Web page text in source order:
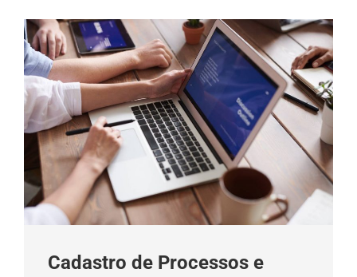
Cadastro de Processos e